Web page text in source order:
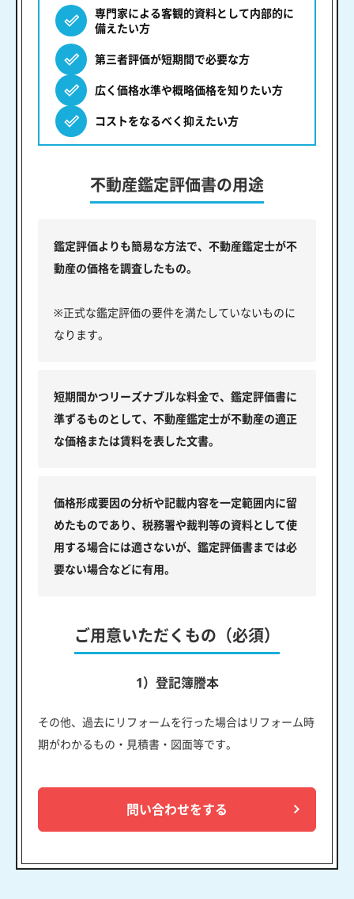
専門家による客観的資料として内部的に
備えたい方
第三者評価が短期間で必要な方
広く価格水準や概略価格を知りたい方
コストをなるべく抑えたい方
不動産鑑定評価書の用途
鑑定評価よりも簡易な方法で、不動産鑑定士が不
動産の価格を調査したもの。
※正式な鑑定評価の要件を満たしていないものに
なります。
短期間かつリーズナブルな料金で、鑑定評価書に
準ずるものとして、不動産鑑定士が不動産の適正
な価格または賃料を表した文書。
価格形成要因の分析や記載内容を一定範囲内に留
めたものであり、税務署や裁判等の資料として使
用する場合には適さないが、鑑定評価書までは必
要ない場合などに有用。
ご用意いただくもの（必須）
1）登記簿謄本
その他、過去にリフォームを行った場合はリフォーム時
期がわかるもの・見積書・図面等です。
問い合わせをする